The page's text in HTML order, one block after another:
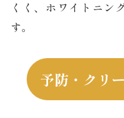
くく、ホワイトニン
す。
予防・クリ